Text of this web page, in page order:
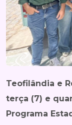
Teofilândia e
terça (7) e
Programa